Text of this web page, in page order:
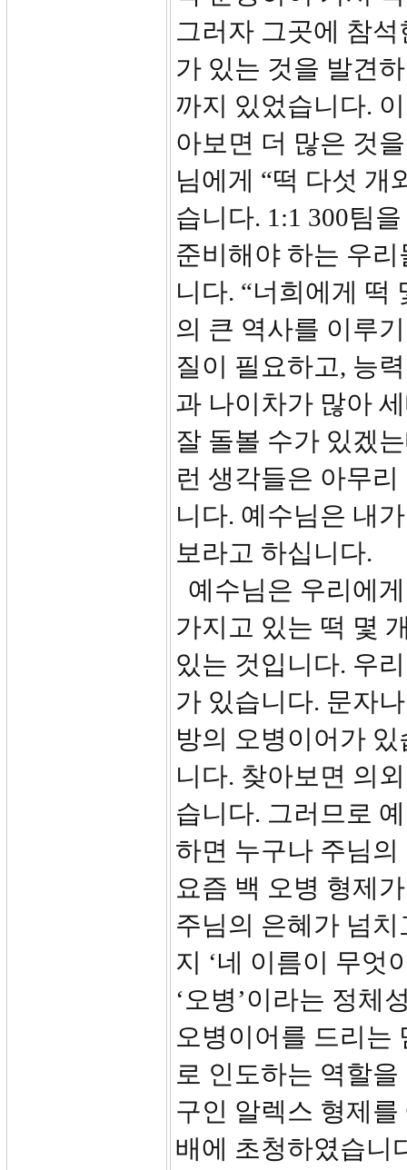
그러자 그곳에 참
가 있는 것을 발견
까지 있었습니다.
아보면 더 많은 것
님에게 “떡 다섯 개
습니다. 1:1 300팀
준비해야 하는 우
니다. “너희에게 떡
의 큰 역사를 이루
질이 필요하고, 능
과 나이차가 많아
잘 돌볼 수가 있겠
런 생각들은 아무
니다. 예수님은 내
보라고 하십니다.
예수님은 우리에
가지고 있는 떡 몇
있는 것입니다. 우
가 있습니다. 문자
방의 오병이어가
니다. 찾아보면 의
습니다. 그러므로
하면 누구나 주님
요즘 백 오병 형제
주님의 은혜가 넘
지 ‘네 이름이 무엇
‘오병’이라는 정체
오병이어를 드리는
로 인도하는 역할
구인 알렉스 형제
배에 초청하였습니